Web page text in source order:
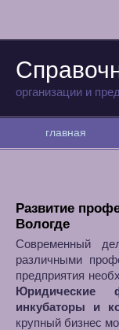
организации и
главная
Развитие
Вологде
Современный
различными
предприятия
Юридические
инкубаторы и
крупный бизнес